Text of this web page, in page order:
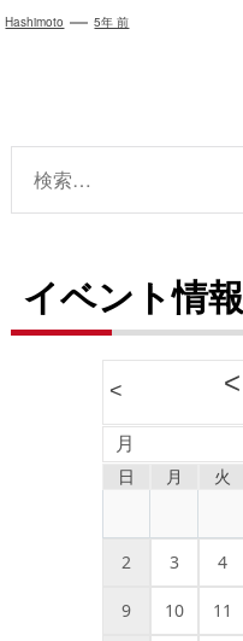
Hashimoto 5年 前
索:
イベント情報
< <
月
日 月 火
2 3 4
9 10 11